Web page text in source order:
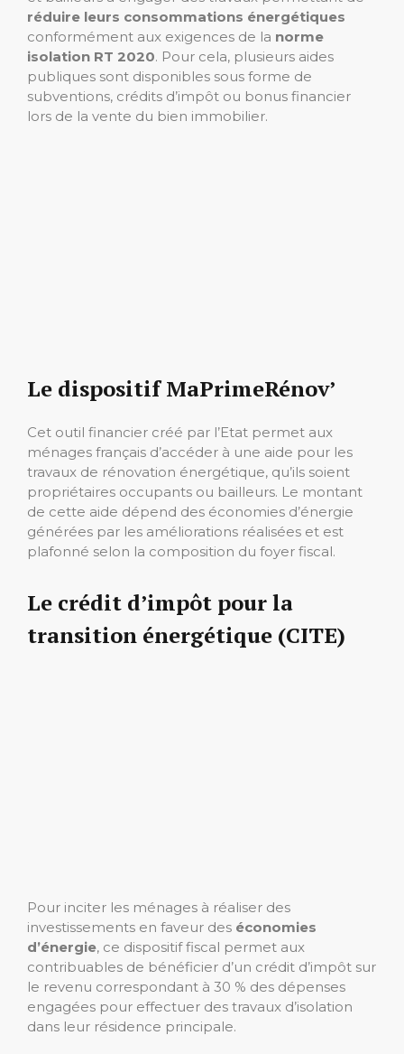
réduire leurs consommations énergétiques
conformément aux exigences de la norme
isolation RT 2020. Pour cela, plusieurs aides
publiques sont disponibles sous forme de
subventions, crédits d’impôt ou bonus financier
lors de la vente du bien immobilier.
Le dispositif MaPrimeRénov’
Cet outil financier créé par l’Etat permet aux
ménages français d’accéder à une aide pour les
travaux de rénovation énergétique, qu’ils soient
propriétaires occupants ou bailleurs. Le montant
de cette aide dépend des économies d’énergie
générées par les améliorations réalisées et est
plafonné selon la composition du foyer fiscal.
Le crédit d’impôt pour la
transition énergétique (CITE)
Pour inciter les ménages à réaliser des
investissements en faveur des économies
d’énergie, ce dispositif fiscal permet aux
contribuables de bénéficier d’un crédit d’impôt sur
le revenu correspondant à 30 % des dépenses
engagées pour effectuer des travaux d’isolation
dans leur résidence principale.